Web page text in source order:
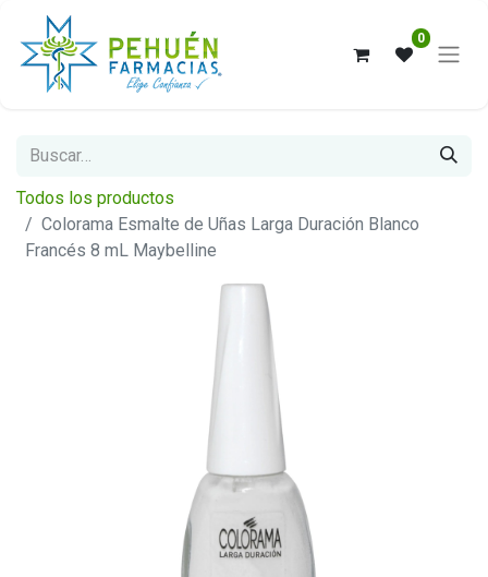
0
Todos los productos
Colorama Esmalte de Uñas Larga Duración Blanco
Francés 8 mL Maybelline